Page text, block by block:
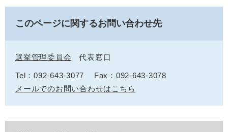
このページに関するお問い合わせ先
選挙管理委員会 代表窓口
Tel：092-643-3077
Fax：092-643-3078
メールでのお問い合わせはこちら